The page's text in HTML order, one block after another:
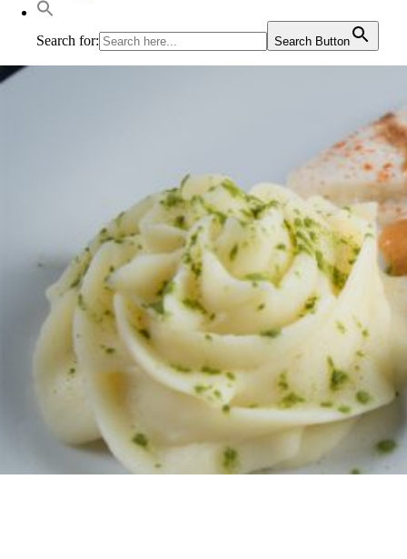
Search for: Search Button